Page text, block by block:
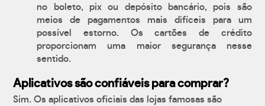
no boleto, pix ou depósito bancário, pois são
meios de pagamentos mais difíceis para um
possível estorno. Os cartões de crédito
proporcionam uma maior segurança nesse
sentido.
Aplicativos são confiáveis para comprar?
Sim. Os aplicativos oficiais das lojas famosas são